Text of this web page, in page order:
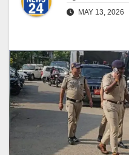
MAY 13, 2026